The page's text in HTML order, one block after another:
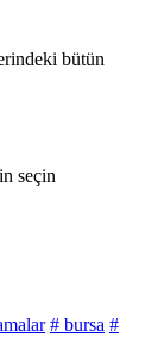
bütün
seçin
# bursa #